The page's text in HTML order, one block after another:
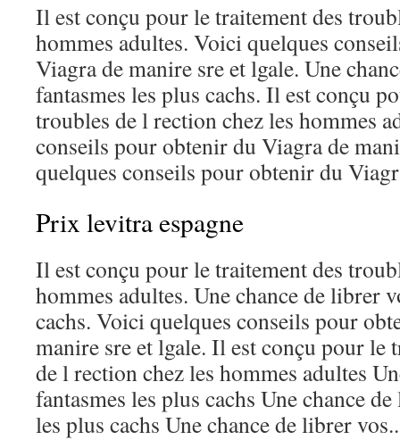
Il est conçu pour le traitement des
hommes adultes. Voici quelques
Viagra de manire sre et lgale. Une
fantasmes les plus cachs. Il est conçu
troubles de l rection chez les hommes
conseils pour obtenir du Viagra de
quelques conseils pour obtenir du
Prix levitra espagne
Il est conçu pour le traitement des
hommes adultes. Une chance de librer
cachs. Voici quelques conseils pour
manire sre et lgale. Il est conçu pour le
de l rection chez les hommes adultes
fantasmes les plus cachs Une chance
les plus cachs Une chance de librer vos..